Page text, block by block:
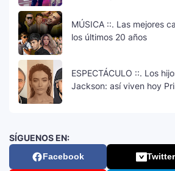
MÚSICA ::. Las mejores
los últimos 20 años
ESPECTÁCULO ::. Los
Jackson: así viven hoy
SÍGUENOS EN:
Facebook Twitter